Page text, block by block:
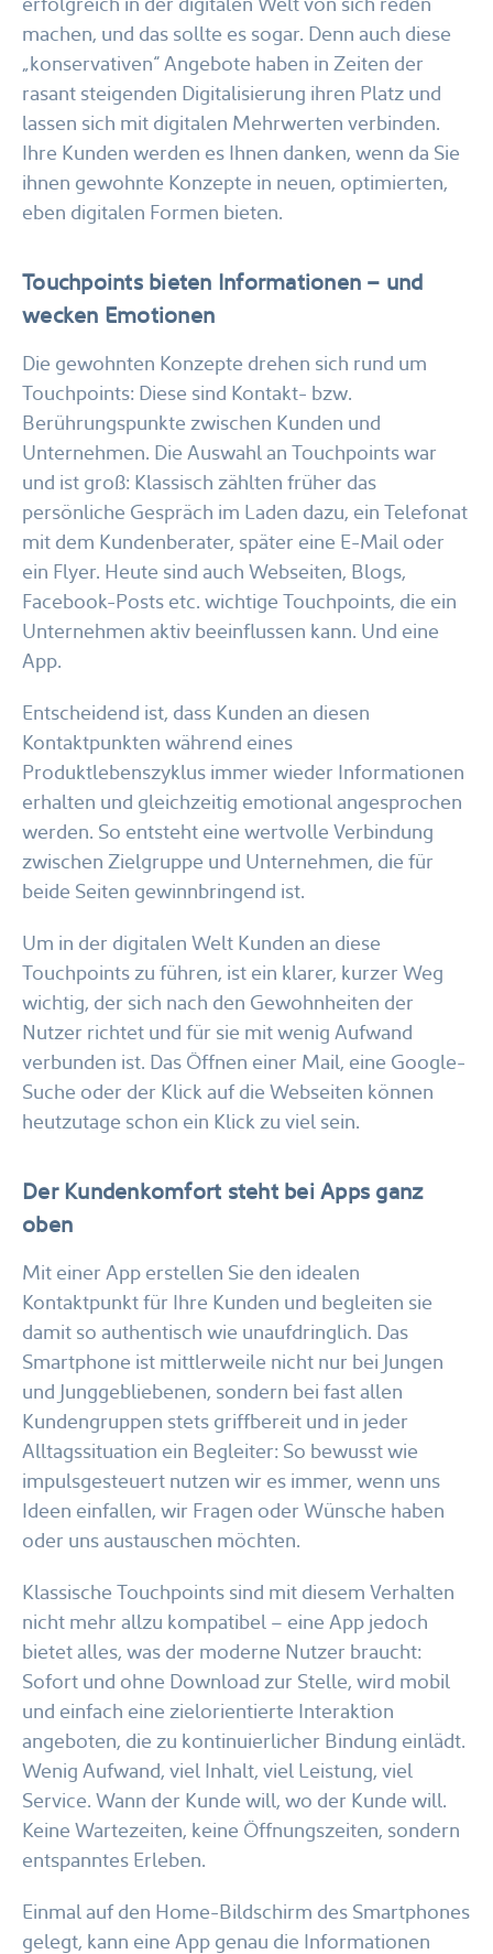
machen, und das sollte es sogar. Denn auch diese
„konservativen“ Angebote haben in Zeiten der
rasant steigenden Digitalisierung ihren Platz und
lassen sich mit digitalen Mehrwerten verbinden.
Ihre Kunden werden es Ihnen danken, wenn da Sie
ihnen gewohnte Konzepte in neuen, optimierten,
eben digitalen Formen bieten.
Touchpoints bieten Informationen – und
wecken Emotionen
Die gewohnten Konzepte drehen sich rund um
Touchpoints: Diese sind Kontakt- bzw.
Berührungspunkte zwischen Kunden und
Unternehmen. Die Auswahl an Touchpoints war
und ist groß: Klassisch zählten früher das
persönliche Gespräch im Laden dazu, ein Telefonat
mit dem Kundenberater, später eine E-Mail oder
ein Flyer. Heute sind auch Webseiten, Blogs,
Facebook-Posts etc. wichtige Touchpoints, die ein
Unternehmen aktiv beeinflussen kann. Und eine
App.
Entscheidend ist, dass Kunden an diesen
Kontaktpunkten während eines
Produktlebenszyklus immer wieder Informationen
erhalten und gleichzeitig emotional angesprochen
werden. So entsteht eine wertvolle Verbindung
zwischen Zielgruppe und Unternehmen, die für
beide Seiten gewinnbringend ist.
Um in der digitalen Welt Kunden an diese
Touchpoints zu führen, ist ein klarer, kurzer Weg
wichtig, der sich nach den Gewohnheiten der
Nutzer richtet und für sie mit wenig Aufwand
verbunden ist. Das Öffnen einer Mail, eine Google-
Suche oder der Klick auf die Webseiten können
heutzutage schon ein Klick zu viel sein.
Der Kundenkomfort steht bei Apps ganz
oben
Mit einer App erstellen Sie den idealen
Kontaktpunkt für Ihre Kunden und begleiten sie
damit so authentisch wie unaufdringlich. Das
Smartphone ist mittlerweile nicht nur bei Jungen
und Junggebliebenen, sondern bei fast allen
Kundengruppen stets griffbereit und in jeder
Alltagssituation ein Begleiter: So bewusst wie
impulsgesteuert nutzen wir es immer, wenn uns
Ideen einfallen, wir Fragen oder Wünsche haben
oder uns austauschen möchten.
Klassische Touchpoints sind mit diesem Verhalten
nicht mehr allzu kompatibel – eine App jedoch
bietet alles, was der moderne Nutzer braucht:
Sofort und ohne Download zur Stelle, wird mobil
und einfach eine zielorientierte Interaktion
angeboten, die zu kontinuierlicher Bindung einlädt.
Wenig Aufwand, viel Inhalt, viel Leistung, viel
Service. Wann der Kunde will, wo der Kunde will.
Keine Wartezeiten, keine Öffnungszeiten, sondern
entspanntes Erleben.
Einmal auf den Home-Bildschirm des Smartphones
gelegt, kann eine App genau die Informationen